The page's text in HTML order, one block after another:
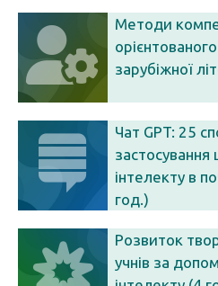
Методи
зарубіжної
Чат GPT: 25
застосування
інтелекту в
год.)
Розвиток
учнів за